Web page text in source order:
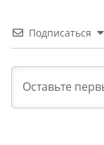
Подписаться